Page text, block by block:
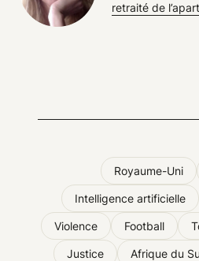
retraité de
Royaume-Uni
Intelligence artificielle
Violence Football
Justice Afrique du